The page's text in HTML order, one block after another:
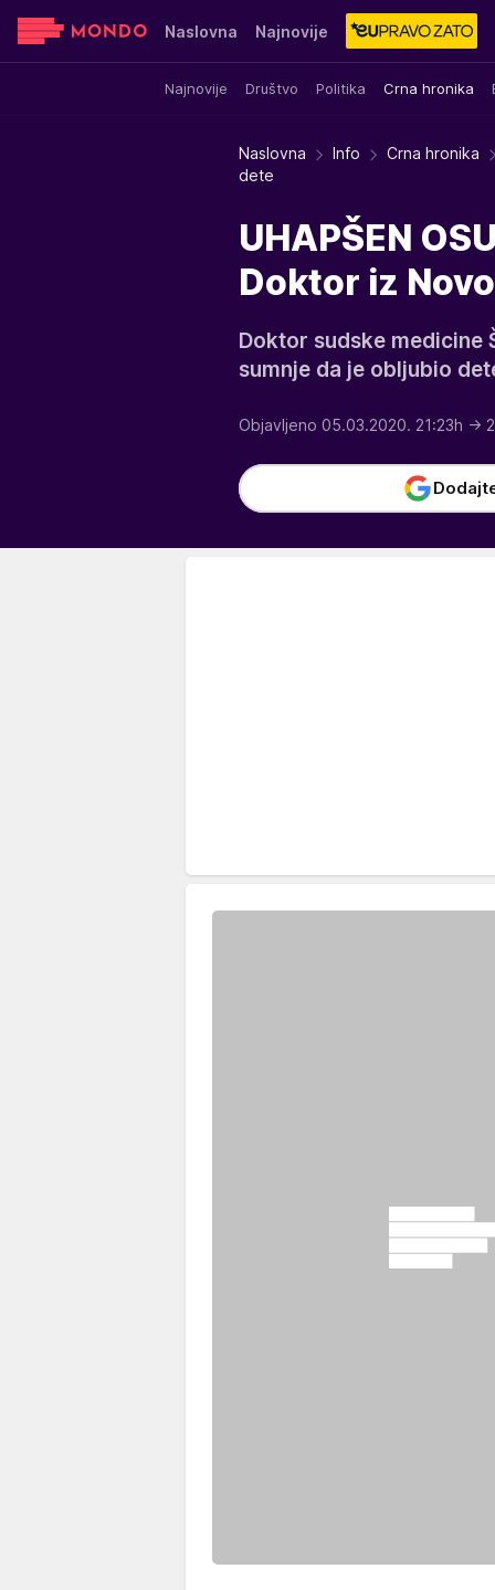
Naslovna Najnovije
Najnovije Društvo Politika Crna hronika
Sensa Stvar ukusa Yumama
Naslovna Info Crna hronika
dete
UHAPŠEN
Doktor iz
Doktor sudske medicine
sumnje da je obljubio
Objavljeno 05.03.2020. 21:23h →